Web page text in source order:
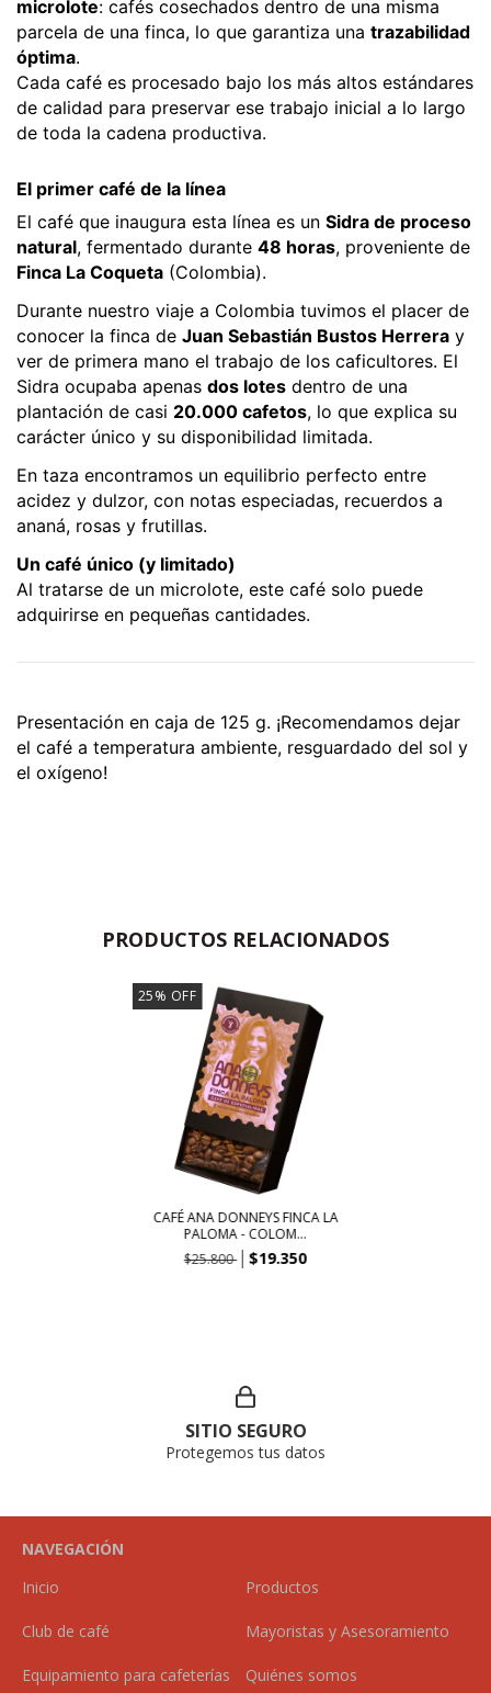
microlote: cafés cosechados dentro de una misma
parcela de una finca, lo que garantiza una trazabilidad
óptima.
Cada café es procesado bajo los más altos estándares
de calidad para preservar ese trabajo inicial a lo largo
de toda la cadena productiva.
El primer café de la línea
El café que inaugura esta línea es un Sidra de proceso
natural, fermentado durante 48 horas
Finca La Coqueta (Colombia).
Durante nuestro viaje a Colombia tuvimos el placer de
conocer la finca de Juan Sebastián Bustos Herrera y
ver de primera mano el trabajo de los caficultores. El
Sidra ocupaba apenas dos lotes dentro de una
plantación de casi 20.000 cafetos, lo que explica su
carácter único y su disponibilidad limitada.
En taza encontramos un equilibrio perfecto entre
acidez y dulzor, con notas especiadas, recuerdos a
ananá, rosas y frutillas.
Un café único (y limitado)
Al tratarse de un microlote, este café solo puede
adquirirse en pequeñas cantidades.
Presentación en caja de 125 g. ¡Recomendamos dejar
el café a temperatura ambiente, resguardado del sol y
el oxígeno!
PRODUCTOS RELACIONADOS
25% OFF
CAFÉ ANA DONNEYS FINCA LA
PALOMA - COLOM...
$25.800
$19.350
SITIO SEGURO
Protegemos tus datos
NAVEGACIÓN
Inicio
Productos
Club de café Mayoristas y Asesoramiento
Equipamiento para cafeterías Quiénes somos